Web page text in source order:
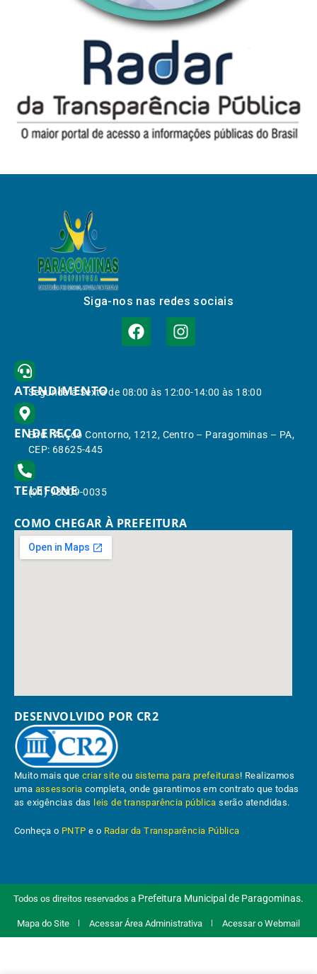
Siga-nos nas redes sociais
ATENDIMENTO
Segunda à Sexta de 08:00 às 12:00-14:00 às 18:00
ENDEREÇO
End.: Av. do Contorno, 1212, Centro – Paragominas – PA,
CEP: 68625-445
TELEFONE
(91) 98309-0035
COMO CHEGAR À PREFEITURA
DESENVOLVIDO POR CR2
Muito mais quecriar site ou sistema para prefeituras! Realizamos
uma assessoria completa, onde garantimos em contrato que todas
as exigências das leis de transparência pública serão atendidas.
Conheça o PNTP e o Radar da Transparência Pública
Todos os direitos reservados a Prefeitura Municipal de Paragominas.
Mapa do Site Acessar Área Administrativa Acessar o Webmail